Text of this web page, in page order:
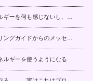
ギーを何も感じないし、…
ングガイドからのメッセ…
ルギーを使うようになる…